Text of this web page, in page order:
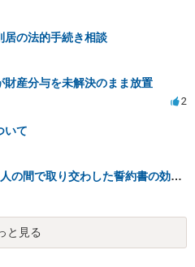
居の法的手続き相談
産分与を未解決のまま放置
2
いて
不倫後の誓約書。夫婦2人の間で取り交わした誓約書の効力は？
と見る